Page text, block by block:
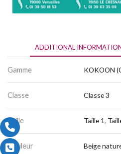
ADDITIONAL
Gamme KOKOON
Classe Classe 3
Taille Taille 1,
Couleur Beige